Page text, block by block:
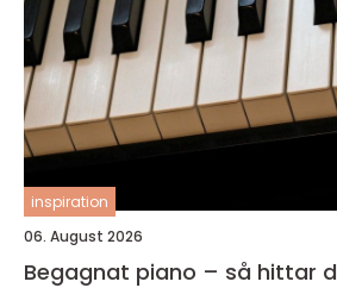
inspiration
06. August 2026
Begagnat piano – så hittar